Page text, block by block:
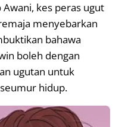
kes peras ugut
menyebarkan
bahawa
boleh dengan
ugutan untuk
hidup.